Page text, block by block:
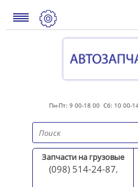
Пн-Пт: 9 00-18 00 Сб: 10 00-
Запчасти на грузовые
(098) 514-24-87,